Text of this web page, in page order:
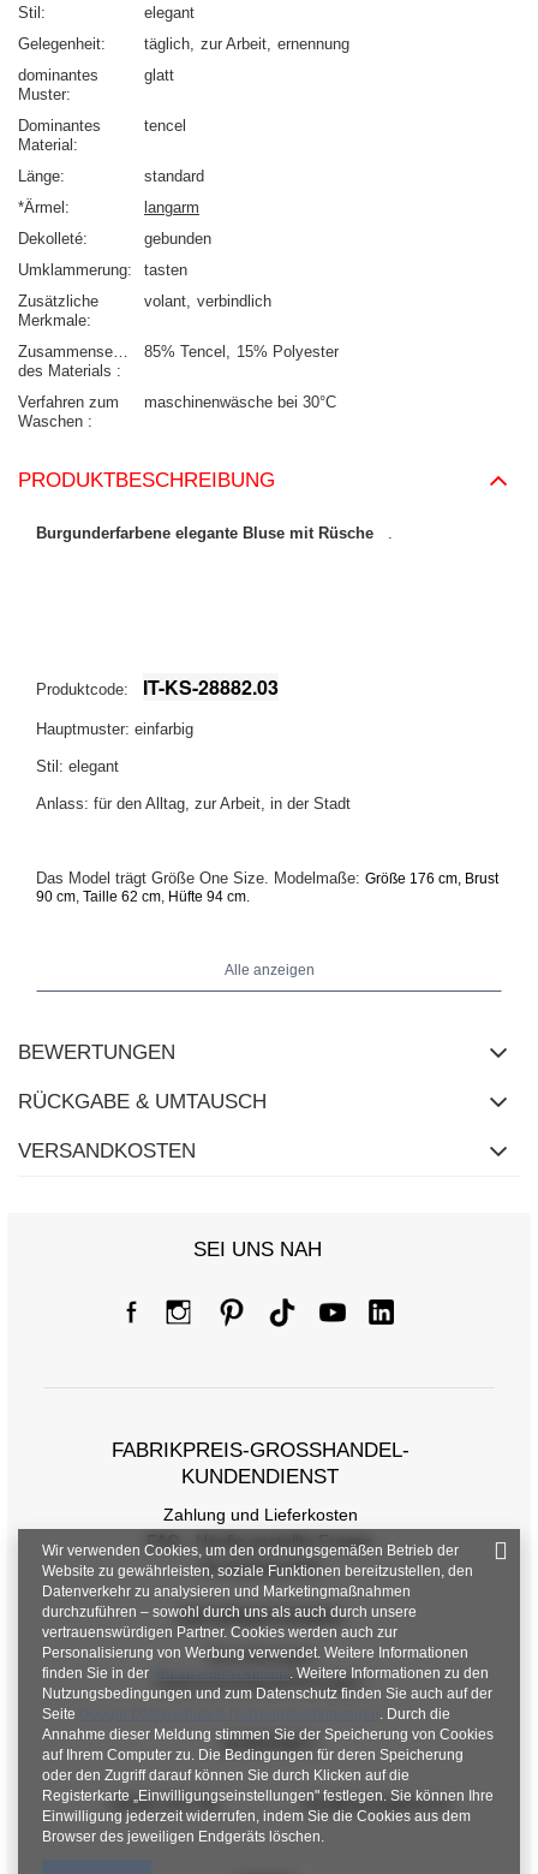
Stil
elegant
Gelegenheit
täglich zur Arbeit ernennung
dominantes
Muster
glatt
Dominantes
Material
tencel
Länge
standard
*Ärmel
langarm
Dekolleté
gebunden
Umklammerung
tasten
Zusätzliche
Merkmale
volant verbindlich
Zusammensetzung
des Materials
85% Tencel 15% Polyester
Verfahren zum
Waschen
maschinenwäsche bei 30°C
PRODUKTBESCHREIBUNG
Burgunderfarbene elegante Bluse mit Rüsche .
Produktcode: IT-KS-28882.03
Hauptmuster: einfarbig
Stil: elegant
Anlass: für den Alltag, zur Arbeit, in der Stadt
Das Model trägt Größe One Size. Modelmaße: Größe 176 cm, Brust
90 cm, Taille 62 cm, Hüfte 94 cm.
Maße flach gemessen (+/- 1 cm)
[A] Brustumfang 100
[C] Hüftumfang 102
[D] Gesamtlänge 60
[E] Ärmellänge 63
Alle anzeigen
BEWERTUNGEN
RÜCKGABE & UMTAUSCH
VERSANDKOSTEN
SEI UNS NAH
FABRIKPREIS-GROSSHANDEL-K
UNDENDIENST
Zahlung und Lieferkosten
FAQ - Häufig gestellte Fragen
Rückgabepolitik
INFORMATIONEN
Verordnungen
Datenschutzbestimmungen
KONTAKT
+48 601 547 740 hurt@factoryprice.eu
Wir verwenden Cookies, um den ordnungsgemäßen Betrieb der
Website zu gewährleisten, soziale Funktionen bereitzustellen, den
Datenverkehr zu analysieren und Marketingmaßnahmen
durchzuführen – sowohl durch uns als auch durch unsere
vertrauenswürdigen Partner. Cookies werden auch zur
Personalisierung von Werbung verwendet. Weitere Informationen
finden Sie in der
Datenschutzrichtlinie. Weitere Informationen zu den
Nutzungsbedingungen und zum Datenschutz finden Sie auch auf der
Seite
. Durch die
Annahme dieser Meldung stimmen Sie der Speicherung von Cookies
auf Ihrem Computer zu. Die Bedingungen für deren Speicherung
oder den Zugriff darauf können Sie durch Klicken auf die
Registerkarte „Einwilligungseinstellungen" festlegen. Sie können Ihre
Einwilligung jederzeit widerrufen, indem Sie die Cookies aus dem
Browser des jeweiligen Endgeräts löschen.